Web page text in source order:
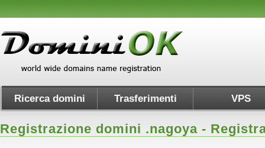
Ricerca domini Trasferimenti VPS
Registrazione domini .nagoya -